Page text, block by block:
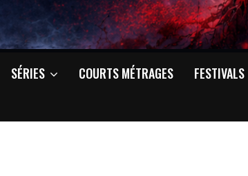
SÉRIES COURTS MÉTRAGES FESTIVALS